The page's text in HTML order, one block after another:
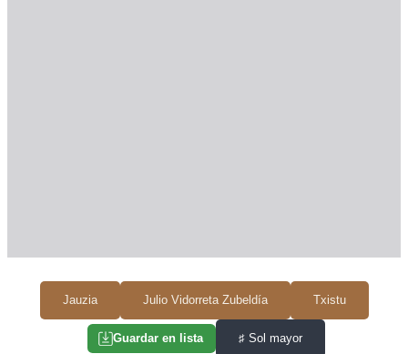
Jauzia Julio Vidorreta Zubeldía Txistu
Guardar en lista ♯ Sol mayor